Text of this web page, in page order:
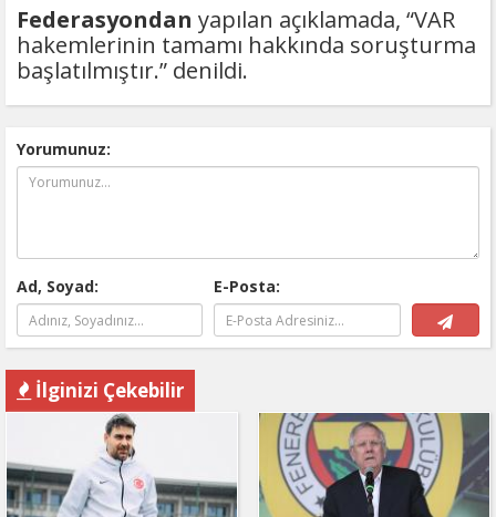
Federasyondan yapılan açıklamada, “VAR
hakemlerinin tamamı hakkında soruşturma
başlatılmıştır.” denildi.
Yorumunuz:
Ad, Soyad: E-Posta:
İlginizi Çekebilir